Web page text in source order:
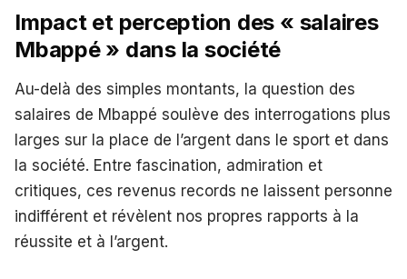
Impact et perception des « salaires
Mbappé » dans la société
Au-delà des simples montants, la question des
salaires de Mbappé soulève des interrogations plus
larges sur la place de l’argent dans le sport et dans
la société. Entre fascination, admiration et
critiques, ces revenus records ne laissent personne
indifférent et révèlent nos propres rapports à la
réussite et à l’argent.